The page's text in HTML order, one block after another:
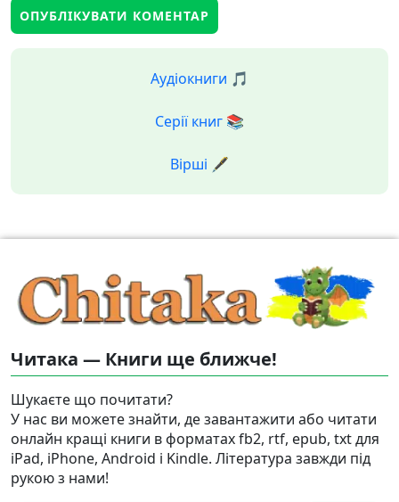
Аудіокниги 🎵
Серії книг 📚
Вірші 🖋️
Читака — Книги ще ближче!
Шукаєте що почитати?
У нас ви можете знайти, де завантажити або читати
онлайн кращі книги в форматах fb2, rtf, epub, txt для
iPad, iPhone, Android і Kindle. Література завжди під
рукою з нами!